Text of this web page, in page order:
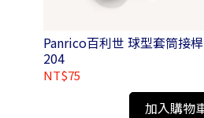
Panrico百利世 球型套筒接
204
NT$75
加入購物